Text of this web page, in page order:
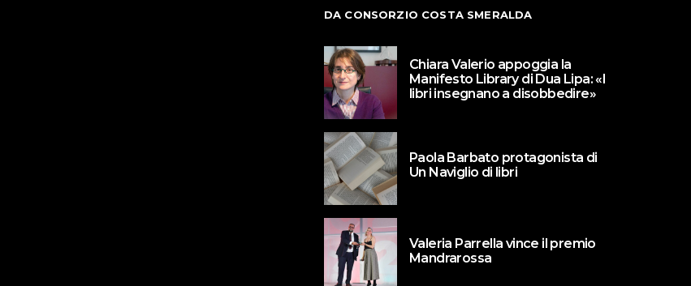
DA CONSORZIO COSTA SMERALDA
Chiara Valerio appoggia la
Manifesto Library di Dua Lipa: «I
libri insegnano a disobbedire»
Paola Barbato protagonista di
Un Naviglio di libri
Valeria Parrella vince il premio
Mandrarossa